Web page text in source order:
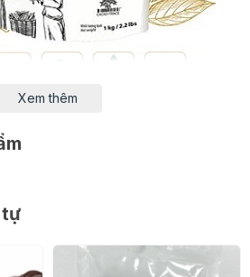
với sản phẩm mới này sẽ có thể
mong đợi.
trưng của cacao hòa quyện cùng
Xem thêm
tự